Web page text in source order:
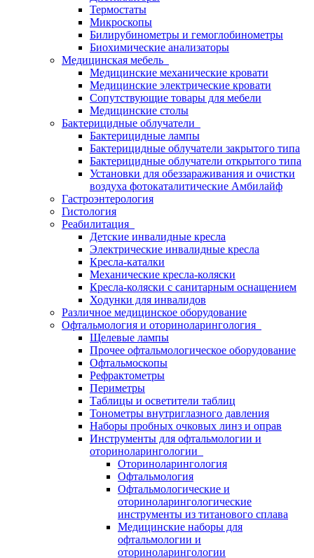
Термостаты
Микроскопы
Билирубинометры и гемоглобинометры
Биохимические анализаторы
Медицинская мебель
Медицинские механические кровати
Медицинские электрические кровати
Сопутствующие товары для мебели
Медицинские столы
Бактерицидные облучатели
Бактерицидные лампы
Бактерицидные облучатели закрытого типа
Бактерицидные облучатели открытого типа
Установки для обеззараживания и очистки
воздуха фотокаталитические Амбилайф
Гастроэнтерология
Гистология
Реабилитация
Детские инвалидные кресла
Электрические инвалидные кресла
Кресла-каталки
Механические кресла-коляски
Кресла-коляски с санитарным оснащением
Ходунки для инвалидов
Различное медицинское оборудование
Офтальмология и оториноларингология
Щелевые лампы
Прочее офтальмологическое оборудование
Офтальмоскопы
Рефрактометры
Периметры
Таблицы и осветители таблиц
Тонометры внутриглазного давления
Наборы пробных очковых линз и оправ
Инструменты для офтальмологии и
оториноларингологии
Оториноларингология
Офтальмология
Офтальмологические и
оториноларингологические
инструменты из титанового сплава
Медицинские наборы для
офтальмологии и
оториноларингологии